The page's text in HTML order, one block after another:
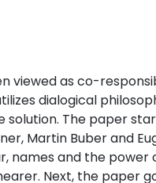
viewed as co-
dialogical
solution. The paper
Martin Buber and
names and the power
Next, the paper